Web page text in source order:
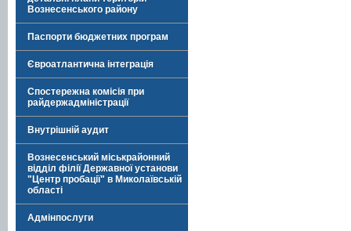
Вознесенського району
Паспорти бюджетних програм
Євроатлантична інтеграція
Спостережна комісія при
райдержадміністрації
Внутрішній аудит
Вознесенський міськрайонний
відділ філії Державної установи
"Центр пробації" в Миколаївській
області
Адмінпослуги